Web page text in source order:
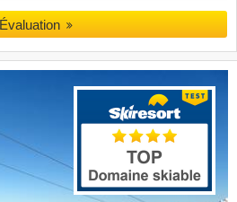
Évaluation